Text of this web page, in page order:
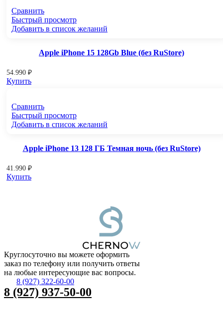
Сравнить
Быстрый просмотр
Добавить в список желаний
Apple iPhone 15 128Gb Blue (без RuStore)
54.990 ₽
Купить
Сравнить
Быстрый просмотр
Добавить в список желаний
Apple iPhone 13 128 ГБ Темная ночь (без RuStore)
41.990 ₽
Купить
Круглосуточно вы можете оформить
заказ по телефону или получить ответы
на любые интересующие вас вопросы.
8 (927) 322-60-00
8 (927) 937-50-00